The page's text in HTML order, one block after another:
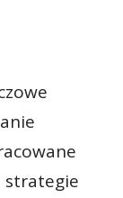
strategie